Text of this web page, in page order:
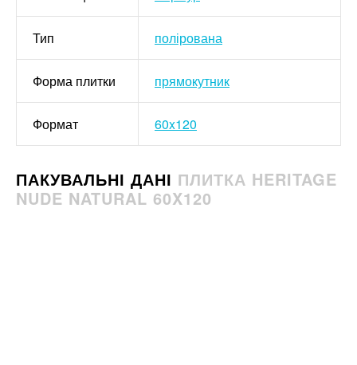
Тип полірована
Форма плитки прямокутник
Формат 60x120
ПАКУВАЛЬНІ ДАНІ ПЛИТКА HERITAGE
NUDE NATURAL 60X120